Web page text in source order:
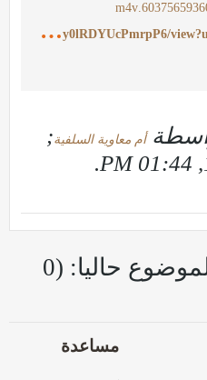
h
ttps://drive.google.com/file/d/11WSyj0r4J9838PvU9Ay0lRDYUcPmrpP6/view?usp=drivesdk
أم معاوية السلفية;
.
الاعضاء يشاهدون الموضوع حاليا: (0
مساعدة